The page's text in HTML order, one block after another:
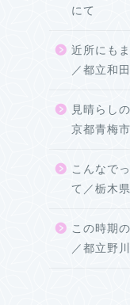
にて
近所にも
／都立和
見晴らし
京都青梅
こんなで
て／栃木
この時期
／都立野